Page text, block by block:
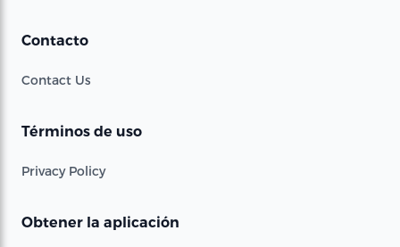
Contacto
Contact Us
Términos de uso
Privacy Policy
Obtener la aplicación